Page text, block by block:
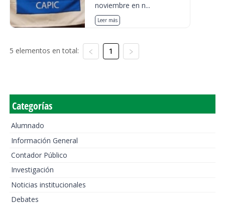
noviembre en n...
Leer más
5 elementos en total: 1
Categorías
Alumnado
Información General
Contador Público
Investigación
Noticias institucionales
Debates